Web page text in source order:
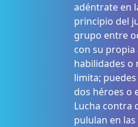
adéntrate en
principio del
grupo entre
con su
habilidades o
limita;
dos héroes o
Lucha contra
pululan en